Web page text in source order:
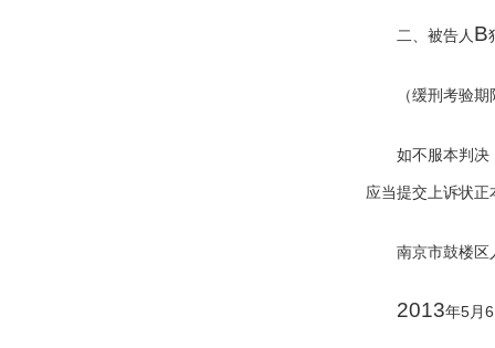
二、被告人 B
（缓刑考验
如不服本判决
应当提交上诉状
南京市鼓楼区
2013年5月 6